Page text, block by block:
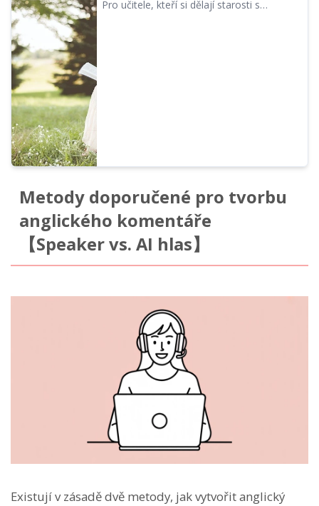
Pro učitele, kteří si dělají starosti s
Metody doporučené pro tvorbu
anglického komentáře
【Speaker vs. AI hlas】
Existují v zásadě dvě metody, jak vytvořit anglický